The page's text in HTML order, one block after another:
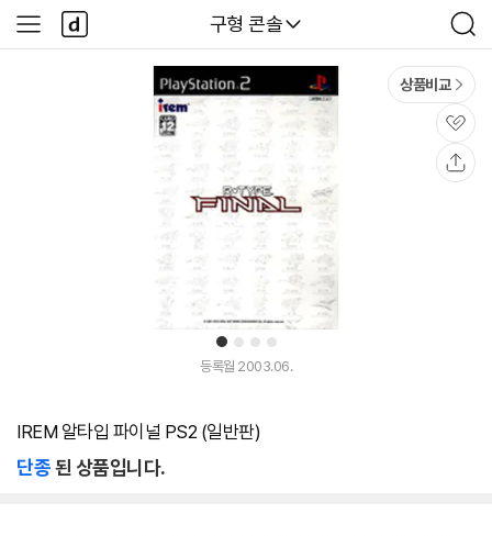
다나와
구형 콘솔
검
색
사
이
다
나
와
1 2 3 4
상품비교
관
심
등록월 2003.06.
IREM 알타입 파이널 PS2 (일반판)
단종된 상품입니다.